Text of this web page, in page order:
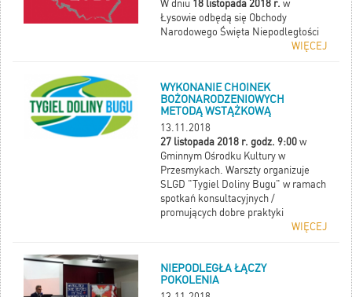
W dniu 18 listopada 2018 r. w
Łysowie odbędą się Obchody
Narodowego Święta Niepodległości
WIĘCEJ
WYKONANIE CHOINEK
BOŻONARODZENIOWYCH
METODĄ WSTĄŻKOWĄ
13.11.2018
27 listopada 2018 r. godz. 9:00 w
Gminnym Ośrodku Kultury w
Przesmykach. Warszty organizuje
SLGD "Tygiel Doliny Bugu" w ramach
spotkań konsultacyjnych /
promujących dobre praktyki
WIĘCEJ
NIEPODLEGŁA ŁĄCZY
POKOLENIA